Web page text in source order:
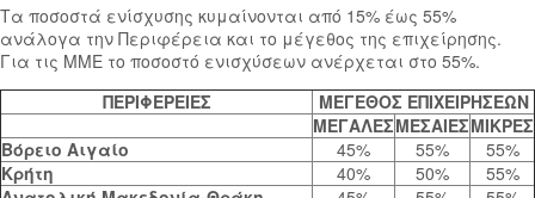
Τα ποσοστά ενίσχυσης κυμαίνονται από 15% έως 55%
ανάλογα την Περιφέρεια και το μέγεθος της επιχείρησης.
Για τις ΜΜΕ το ποσοστό ενισχύσεων ανέρχεται στο 55%.
ΠΕΡΙΦΕΡΕΙΕΣ
ΜΕΓΕΘΟΣ ΕΠΙΧΕΙΡΗΣΕΩΝ
ΜΕΓΑΛΕΣΜΕΣΑΙΕΣΜΙΚΡΕΣ
Βόρειο Αιγαίο
45% 55%
55%
Κρήτη
40% 50%
55%